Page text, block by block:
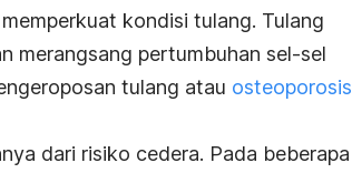
memperkuat kondisi tulang. Tulang
merangsang pertumbuhan sel-sel
tulang atau osteoporosis
dari risiko cedera. Pada beberapa